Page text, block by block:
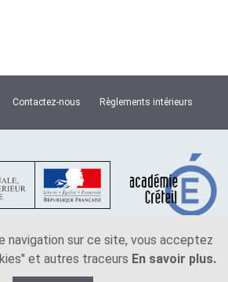
navigation sur ce site, vous acceptez
et autres traceurs En savoir plus.
Contactez-nous Règlements intérieurs
du site Mentions légales